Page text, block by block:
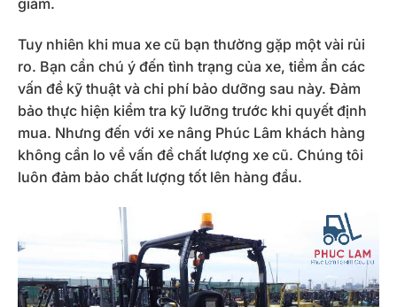
giảm.
Tuy nhiên khi mua xe cũ bạn thường gặp một vài rủi
ro. Bạn cần chú ý đến tình trạng của xe, tiềm ẩn các
vấn đề kỹ thuật và chi phí bảo dưỡng sau này. Đảm
bảo thực hiện kiểm tra kỹ lưỡng trước khi quyết định
mua. Nhưng đến với xe nâng Phúc Lâm khách hàng
không cần lo về vấn đề chất lượng xe cũ. Chúng tôi
luôn đảm bảo chất lượng tốt lên hàng đầu.